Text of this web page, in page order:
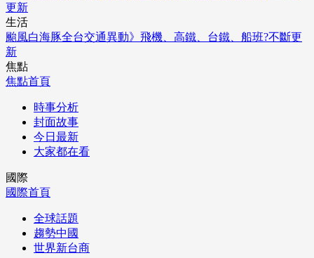
生活
颱風白海豚全台交通異動》飛機、高鐵、台鐵、船班?不斷更
新
焦點
焦點首頁
時事分析
封面故事
今日最新
大家都在看
國際
國際首頁
全球話題
趨勢中國
世界新台商